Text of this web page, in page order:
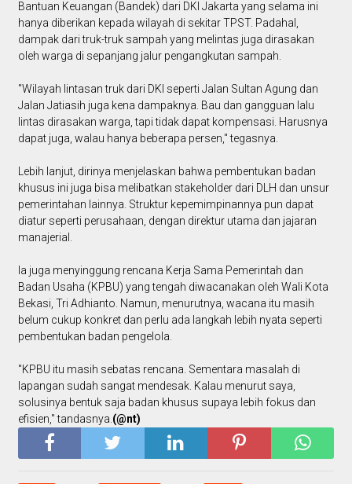
Bantuan Keuangan (Bandek) dari DKI Jakarta yang selama ini
hanya diberikan kepada wilayah di sekitar TPST. Padahal,
dampak dari truk-truk sampah yang melintas juga dirasakan
oleh warga di sepanjang jalur pengangkutan sampah.
"Wilayah lintasan truk dari DKI seperti Jalan Sultan Agung dan
Jalan Jatiasih juga kena dampaknya. Bau dan gangguan lalu
lintas dirasakan warga, tapi tidak dapat kompensasi. Harusnya
dapat juga, walau hanya beberapa persen," tegasnya.
Lebih lanjut, dirinya menjelaskan bahwa pembentukan badan
khusus ini juga bisa melibatkan stakeholder dari DLH dan unsur
pemerintahan lainnya. Struktur kepemimpinannya pun dapat
diatur seperti perusahaan, dengan direktur utama dan jajaran
manajerial.
Ia juga menyinggung rencana Kerja Sama Pemerintah dan
Badan Usaha (KPBU) yang tengah diwacanakan oleh Wali Kota
Bekasi, Tri Adhianto. Namun, menurutnya, wacana itu masih
belum cukup konkret dan perlu ada langkah lebih nyata seperti
pembentukan badan pengelola.
"KPBU itu masih sebatas rencana. Sementara masalah di
lapangan sudah sangat mendesak. Kalau menurut saya,
solusinya bentuk saja badan khusus supaya lebih fokus dan
efisien," tandasnya. (@nt)